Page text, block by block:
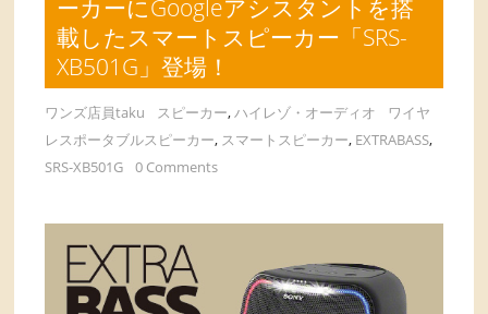
ーカーにGoogleアシスタントを搭
載したスマートスピーカー「SRS-
XB501G」登場！
ワンズ店員taku スピーカー,ハイレゾ・オーディオ
ワイヤ
レスポータブルスピーカー, スマートスピーカー, EXTRABASS,
SRS-XB501G
0 Comments